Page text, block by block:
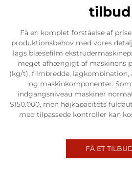
tilbud
Få en komplet forståelse af
produktionsbehov med vores
lags blæsefilm
meget afhængigt af maskinens
(kg/t), filmbredde, lagkombination,
og maskinkomponenter.
indgangsniveau maskiner
$150.000, men højkapacitets
med tilpassede kontroller kan
FÅ ET